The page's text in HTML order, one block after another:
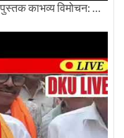
नई दिल्ली I I Cमें Bridging Borders'नामक पुस्तक काभव्य विमोचन: Dku ब्यूरो चीफ की ग्राउंड रिपोर्टिंग